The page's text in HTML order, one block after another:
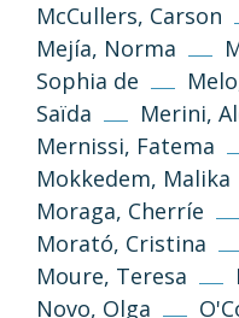
McCullers, Carson
Mejía, Norma
Sophia de
Saïda
Merini,
Mernissi, Fatema
Mokkedem, Malika
Moraga, Cherríe
Morató, Cristina
Moure, Teresa
Novo, Olga
Si no s’indica altra
d’aquest web es
Creative
NoComercial-
3.0)
Informació